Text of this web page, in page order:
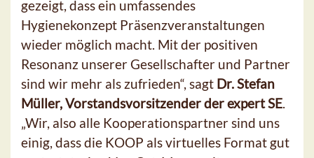
gezeigt, dass ein umfassendes
Hygienekonzept Präsenzveranstaltungen
wieder möglich macht. Mit der positiven
Resonanz unserer Gesellschafter und Partner
sind wir mehr als zufrieden“, sagt Dr. Stefan
Müller, Vorstandsvorsitzender der expert SE.
„Wir, also alle Kooperationspartner sind uns
einig, dass die KOOP als virtuelles Format gut